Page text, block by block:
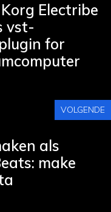
Electribe
vst-
for
VOLGENDE
als
make